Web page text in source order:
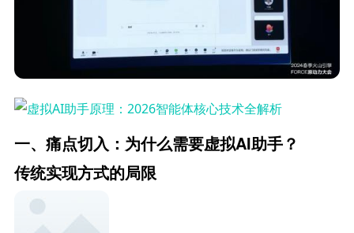
一、痛点切入：为什么需要虚拟AI助手？
传统实现方式的局限